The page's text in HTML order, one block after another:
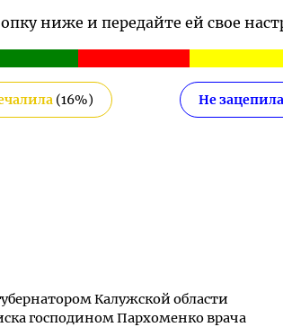
ниже и передайте ей свое
(16%) Не зацепила
Калужской области
господином Пархоменко врача